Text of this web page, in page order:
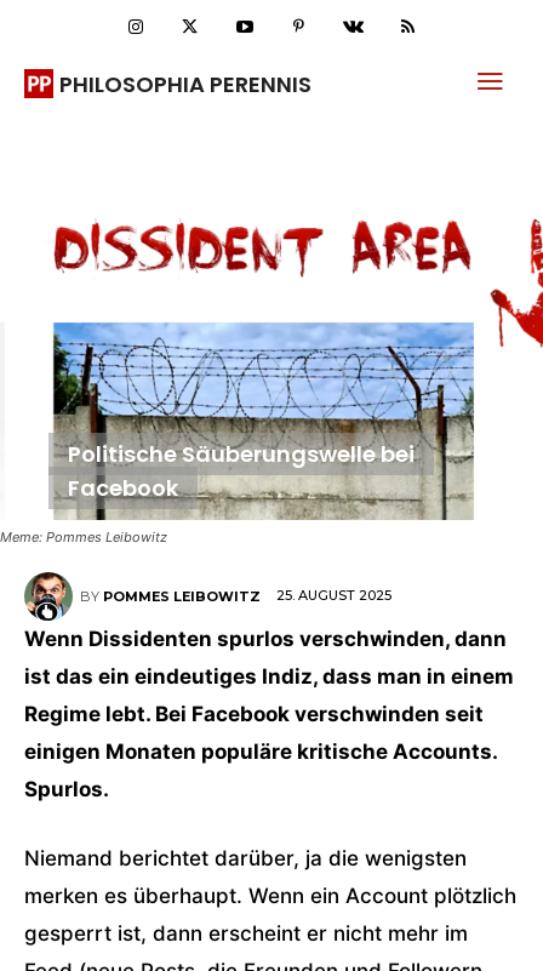
PHILOSOPHIA PERENNIS
Meme: Pommes Leibowitz
Politische Säuberungswelle bei
Facebook
BY POMMES LEIBOWITZ 25. AUGUST 2025
Wenn Dissidenten spurlos verschwinden, dann
ist das ein eindeutiges Indiz, dass man in einem
Regime lebt. Bei Facebook verschwinden seit
einigen Monaten populäre kritische Accounts.
Spurlos.
Niemand berichtet darüber, ja die wenigsten
merken es überhaupt. Wenn ein Account plötzlich
gesperrt ist, dann erscheint er nicht mehr im